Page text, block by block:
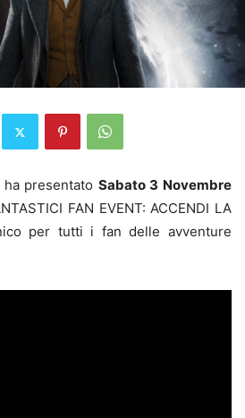
presentato Sabato 3 Novembre
FAN EVENT: ACCENDI LA
per tutti i fan delle avventure